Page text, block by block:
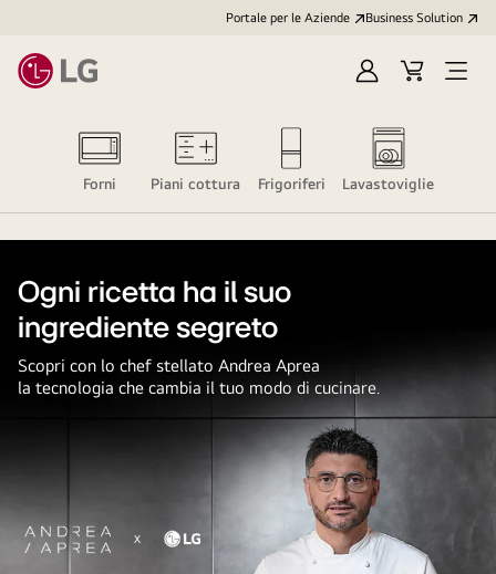
Portale per le Aziende Business Solution
Accedi
Registrati
Cart
Open
Forni Piani cottura Frigoriferi Lavastoviglie
Ogni ricetta ha il suo
ingrediente segreto
Scopri con lo chef stellato Andrea Aprea
la tecnologia che cambia il tuo modo di cucinare.